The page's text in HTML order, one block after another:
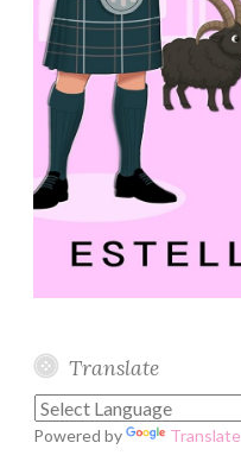
Translate
Powered by Translate